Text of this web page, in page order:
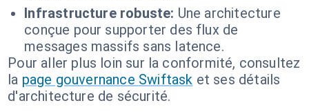
Infrastructure robuste: Une architecture
conçue pour supporter des flux de
messages massifs sans latence.
Pour aller plus loin sur la conformité, consultez
la page gouvernance Swiftask et ses détails
d'architecture de sécurité.